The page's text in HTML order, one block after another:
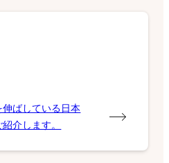
ばしている日本
介します。